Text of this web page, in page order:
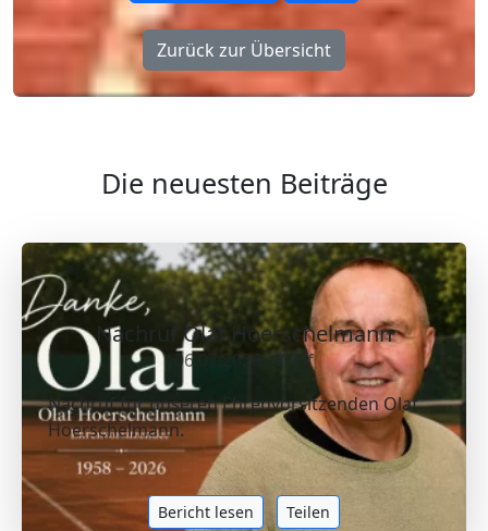
Zurück zur Übersicht
Die neuesten Beiträge
Nachruf Olaf Hoerschelmann
06.07.2026 - Wolf
Nachruf für unseren Ehrenvorsitzenden Olaf
Hoerschelmann.
Bericht lesen Teilen